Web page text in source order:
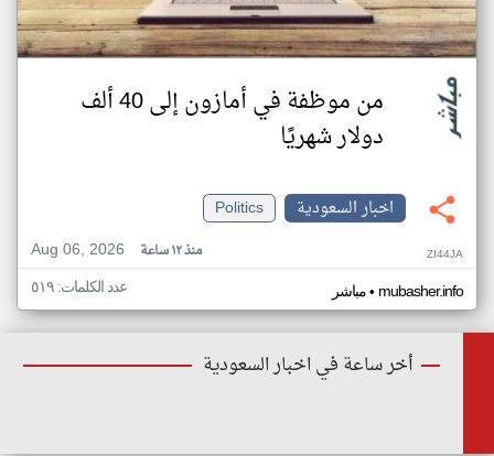
من موظفة في أمازون إلى 40 ألف
دولار شهريًا
اخبار السعودية
Politics
Aug 06, 2026
منذ ١٢ ساعة ZI44JA
مباشر• mubasher.info عدد الكلمات: ٥١٩
أخر ساعة في اخبار السعودية